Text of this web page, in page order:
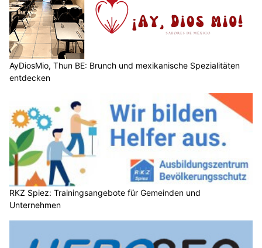
AyDiosMio, Thun BE: Brunch und mexikanische Spezialitäten
entdecken
RKZ Spiez: Trainingsangebote für Gemeinden und
Unternehmen